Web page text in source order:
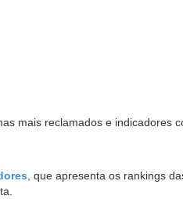
mais reclamados e indicadores
, que apresenta os rankings